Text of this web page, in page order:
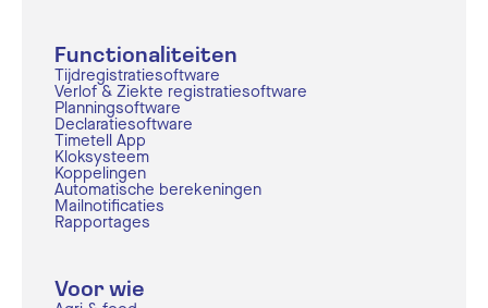
Functionaliteiten
Tijdregistratiesoftware
Verlof & Ziekte registratiesoftware
Planningsoftware
Declaratiesoftware
Timetell App
Kloksysteem
Koppelingen
Automatische berekeningen
Mailnotificaties
Rapportages
Voor wie